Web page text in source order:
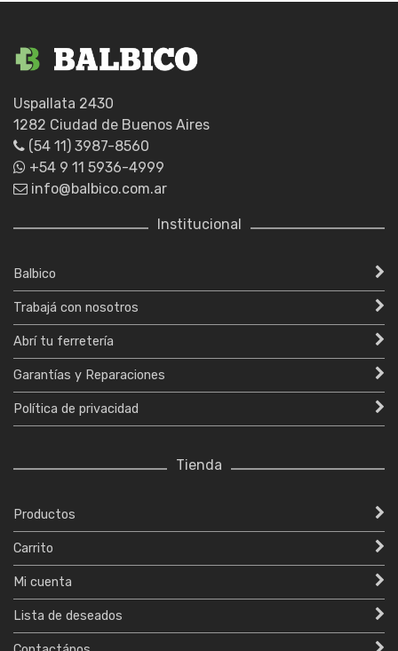
Uspallata 2430
1282 Ciudad de Buenos Aires
(54 11) 3987-8560
+54 9 11 5936-4999
info@balbico.com.ar
Institucional
Balbico
Trabajá con nosotros
Abrí tu ferretería
Garantías y Reparaciones
Política de privacidad
Tienda
Productos
Carrito
Mi cuenta
Lista de deseados